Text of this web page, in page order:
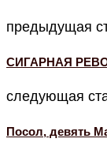
предыдущая
СИГАРНАЯ
следующая
Посол, девять